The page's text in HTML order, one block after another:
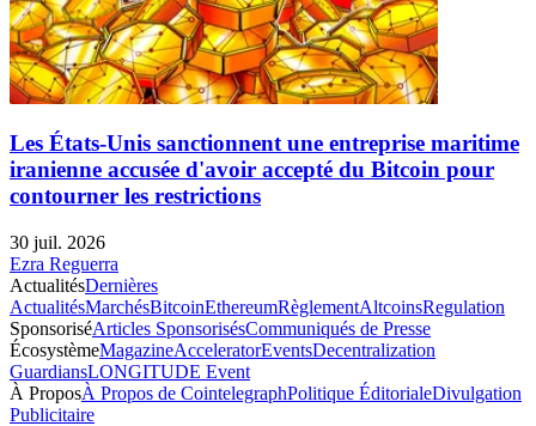
Les États-Unis sanctionnent une entreprise maritime
iranienne accusée d'avoir accepté du Bitcoin pour
contourner les restrictions
30 juil. 2026
Ezra Reguerra
ActualitésDernières
ActualitésMarchésBitcoinEthereumRèglementAltcoinsRegulation
SponsoriséArticles SponsorisésCommuniqués de Presse
ÉcosystèmeMagazineAcceleratorEventsDecentralization
GuardiansLONGITUDE Event
À ProposÀ Propos de CointelegraphPolitique ÉditorialeDivulgation
Publicitaire